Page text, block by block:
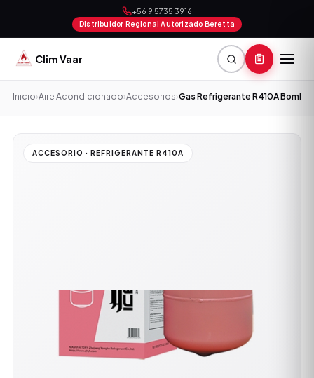
+56 9 5735 3916
Distribuidor Regional Autorizado Beretta
Clim Vaar
Inicio›Aire Acondicionado›Accesorios›Gas Refrigerante R410A
ACCESORIO · REFRIGERANTE R410A